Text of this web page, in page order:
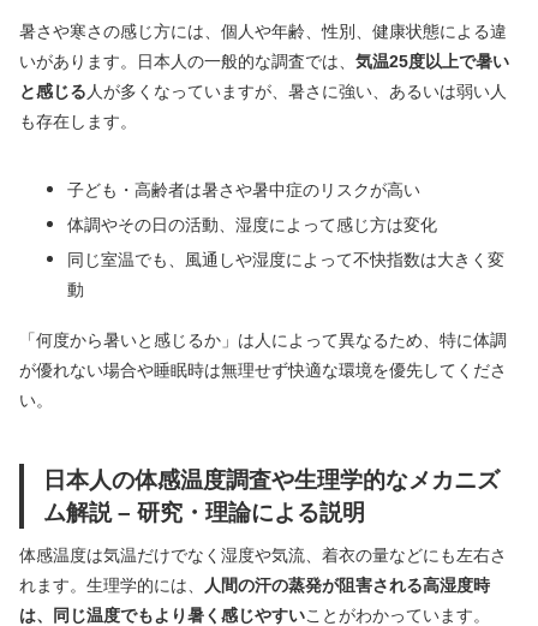
暑さや寒さの感じ方には、個人や年齢、性別、健康状態による違
いがあります。日本人の一般的な調査では、 気温25度以上で暑い
と感じる 人が多くなっていますが、暑さに強い、あるいは弱い人
も存在します。
子ども・高齢者は暑さや暑中症のリスクが高い
体調やその日の活動、湿度によって感じ方は変化
同じ室温でも、風通しや湿度によって不快指数は大きく変
動
「何度から暑いと感じるか」は人によって異なるため、特に体調
が優れない場合や睡眠時は無理せず快適な環境を優先してくださ
い。
日本人の体感温度調査や生理学的なメカニズ
ム解説 – 研究・理論による説明
体感温度は気温だけでなく湿度や気流、着衣の量などにも左右さ
れます。生理学的には、
人間の汗の蒸発が阻害される高湿度時
は、同じ温度でもより暑く感じやすいことがわかっています。